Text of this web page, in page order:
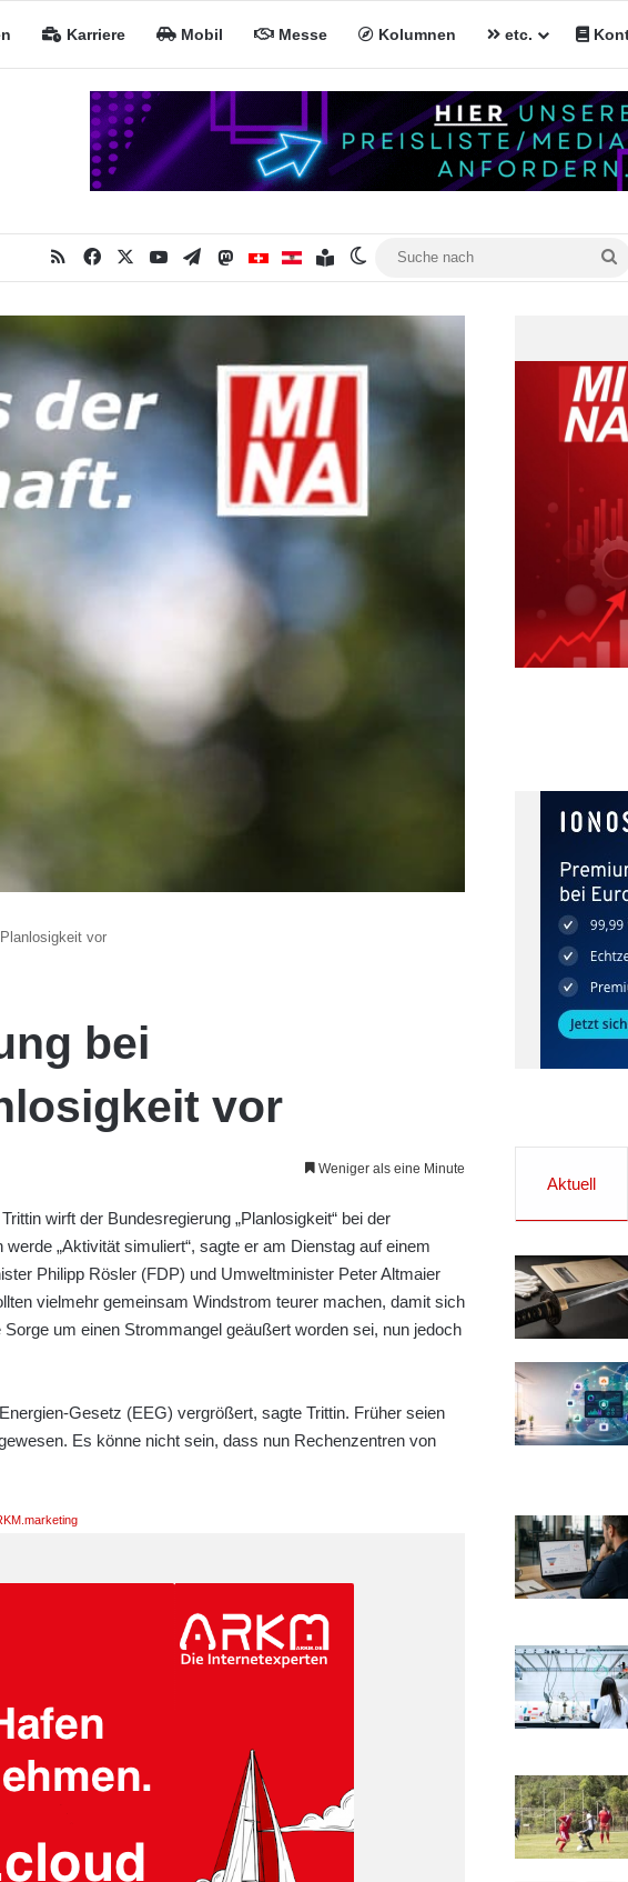
Karriere Mobil Messe Kolumnen etc.
RSSFacebookYouTubeTelegramMastodonMiNa CHMiNa AT
Inhaltsverzeichnis
Skin umschalten
vor
bei
vor
Weniger als eine Minute
wirft der Bundesregierung „Planlosigkeit“ bei der
„Aktivität simuliert“, sagte er am Dienstag auf einem
Philipp Rösler (FDP) und Umweltminister Peter Altmaier
vielmehr gemeinsam Windstrom teurer machen, damit sich
um einen Strommangel geäußert worden sei, nun jedoch
Gesetz (EEG) vergrößert, sagte Trittin. Früher seien
Es könne nicht sein, dass nun Rechenzentren von
Aktuell